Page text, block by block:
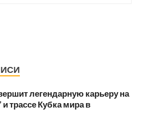
легендарную карьеру на
трассе Кубка мира в